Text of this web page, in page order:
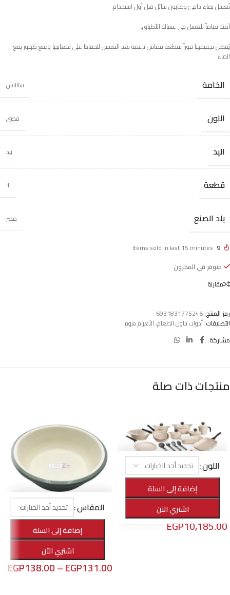
تُغسل بماء دافئ وصابون سائل قبل أول استخدام.
آمنة تماماً للغسل في غسالة الأطباق.
يُفضل تجفيفها فوراً بقطعة قماش ناعمة بعد الغسيل للحفاظ على لمعانها ومنع ظهور بقع
الماء.
الخامة ستانلس
اللون فضي
اليد بيد
قطعة 1
بلد الصنع مصر
9
Items sold in last 15 minutes
متوفر في المخزون
مقارنة
رمز المنتج:6931831775246
التصنيفات:أدوات تناول الطعام,الأهرام هوم
مشاركة:
منتجات ذات صلة
-25%
طقم الأهرام هوم برايم جرانيت 22 قطعة
الأهرام هوم,أواني الطهي,الأفضل مبيعا
EGP13,650.00
EGP10,185.00
اللون
إضافة إلى السلة
اشتري الآن
وعاء غسيل بلاستيك
الأهرام هوم,مستلزمات المنزل
EGP131.00
–
EGP138.00
المقاس
إضافة إلى السلة
اشتري الآن